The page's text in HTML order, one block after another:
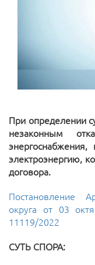
При определении
незаконным
электроэнергию,
договора.
Постановление
округа от 03
11119/2022
СУТЬ СПОРА: